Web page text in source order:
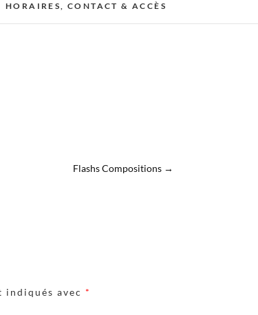
HORAIRES, CONTACT & ACCÈS
Flashs Compositions →
indiqués avec *